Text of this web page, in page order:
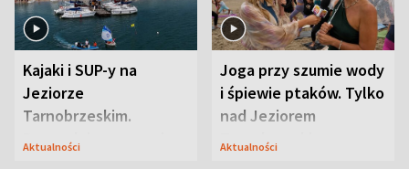
Kajaki i SUP-y na
Jeziorze
Tarnobrzeskim.
Przyrodnicy zwracają
Aktualności
Joga przy szumie wody
i śpiewie ptaków. Tylko
nad Jeziorem
Tarnobrzeskim
Aktualności